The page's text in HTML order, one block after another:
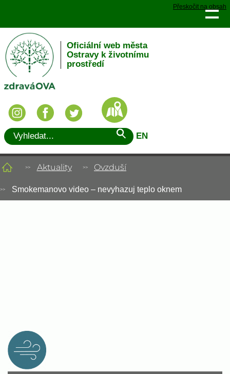
Přeskočit na obsah
Oficiální web města
Ostravy k životnímu
prostředí
EN
Aktuality Ovzduší
Smokemanovo video – nevyhazuj teplo oknem